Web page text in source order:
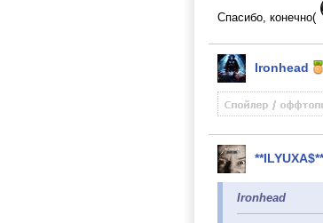
Спасибо, конечно(
Ironhead
**ILYUXA$**
Ironhead